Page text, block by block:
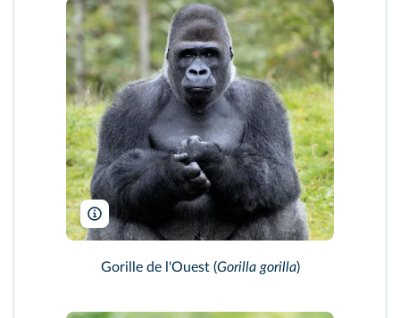
Duncan Usher/Alamy
Gorille de l'Ouest (Gorilla gorilla)